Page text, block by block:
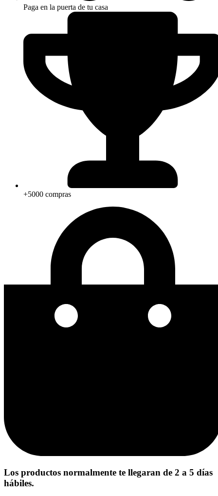
Paga en la puerta de tu casa
+5000 compras
Los productos normalmente te llegaran de 2 a 5 días
hábiles.